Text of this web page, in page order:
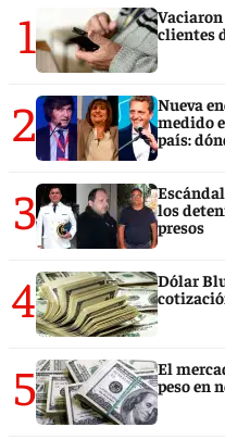
1
clientes
2
Nueva
medido
país:
3
los
presos
4
Dólar
5
El
peso en